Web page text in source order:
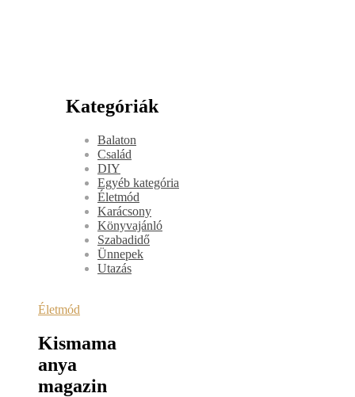
Kategóriák
Balaton
Család
DIY
Egyéb kategória
Életmód
Karácsony
Könyvajánló
Szabadidő
Ünnepek
Utazás
Életmód
Kismama
anya
magazin